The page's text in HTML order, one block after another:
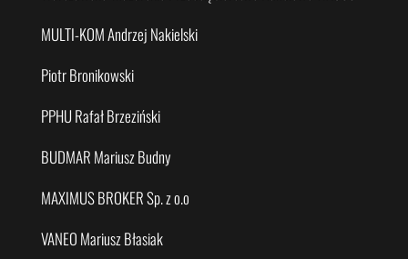
MULTI-KOM Andrzej Nakielski
Piotr Bronikowski
PPHU Rafał Brzeziński
BUDMAR Mariusz Budny
MAXIMUS BROKER Sp. z o.o
VANEO Mariusz Błasiak